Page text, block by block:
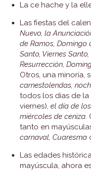
La ce hache y la
Las fiestas del
Nuevo, la
de Ramos, Domingo
Santo, Viernes
Resurrección,
Otros, una minoría,
carnestolendas,
todos los días de la
viernes), el día de
miércoles de ceniza.
tanto en
carnaval, Cuaresma
Las edades
mayúscula, ahora